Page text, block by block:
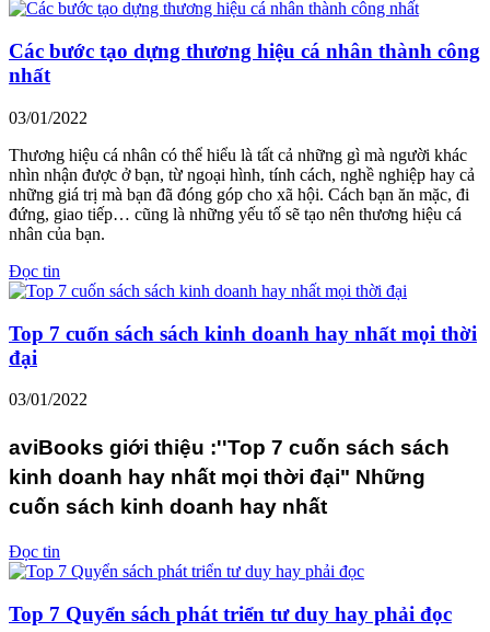
Các bước tạo dựng thương hiệu cá nhân thành công
nhất
03/01/2022
Thương hiệu cá nhân có thể hiểu là tất cả những gì mà người khác
nhìn nhận được ở bạn, từ ngoại hình, tính cách, nghề nghiệp hay cả
những giá trị mà bạn đã đóng góp cho xã hội. Cách bạn ăn mặc, đi
đứng, giao tiếp… cũng là những yếu tố sẽ tạo nên thương hiệu cá
nhân của bạn.
Đọc tin
Top 7 cuốn sách sách kinh doanh hay nhất mọi thời
đại
03/01/2022
aviBooks giới thiệu :''Top 7 cuốn sách sách
kinh doanh hay nhất mọi thời đại" Những
cuốn sách kinh doanh hay nhất
Đọc tin
Top 7 Quyển sách phát triển tư duy hay phải đọc